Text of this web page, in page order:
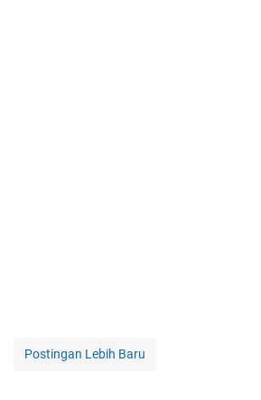
Postingan Lebih Baru